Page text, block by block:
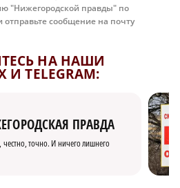
"Нижегородской правды" по
отправьте сообщение на почту
НА НАШИ
TELEGRAM:
ПРАВДА
честно, точно. И ничего лишнего